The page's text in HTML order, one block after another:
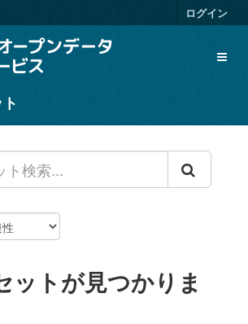
ログイン
ットが見つかりま